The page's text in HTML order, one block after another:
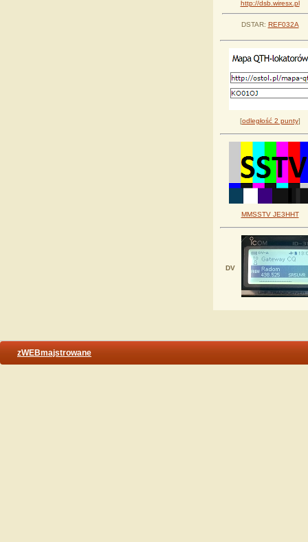
http://dsb.wiresx.pl
DSTAR: REF032A
[odległość 2 punty]
MMSSTV JE3HHT
DV
zWEBmajstrowane